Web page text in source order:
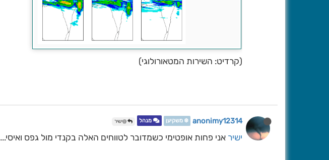
(קרדיט: השירות המטאורולוגי)
anonimy12314 ❄️ משקיען מנהל @ישיר
ישיר אני פחות אופטימי כשמדובר לטווחים האלה בקנדי מול גפס ואיסי...